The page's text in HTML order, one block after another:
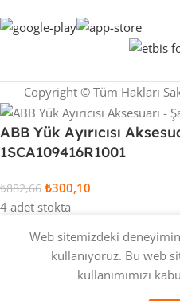
Copyright © Tüm Hakları
Web sitemizdeki
kullanıyoruz. Bu web
kullanımımızı
ABB Yük Ayırıcısı
1SCA109416R1001
₺882,66 ₺300,10
4 adet stokta